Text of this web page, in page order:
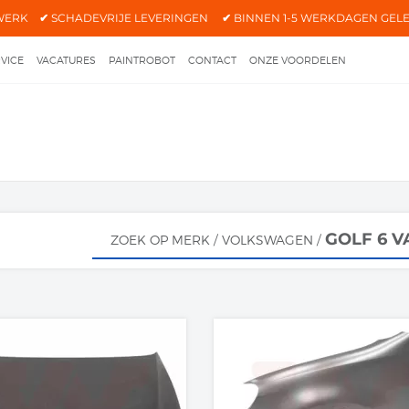
✔ SCHADEVRIJE LEVERINGEN ✔ BINNEN 1-5 WERKDAGEN
VACATURES PAINTROBOT CONTACT ONZE VOORDELEN
ZOEK OP MERK / VOLKSWAGEN / GOLF 6